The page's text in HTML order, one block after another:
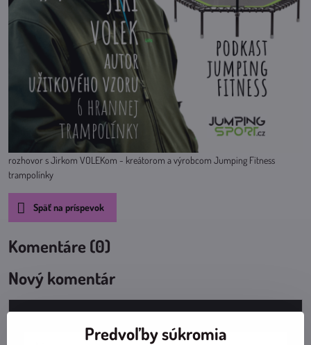
rozhovor s Jirkom VOLEKom - kreátorom a výrobcom Jumping Fitness
trampolínky
Späť na príspevok
Komentáre (0)
Nový komentár
Predvoľby súkromia